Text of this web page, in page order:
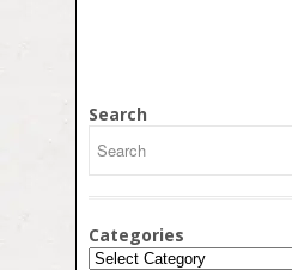
Search
Categories
Categories